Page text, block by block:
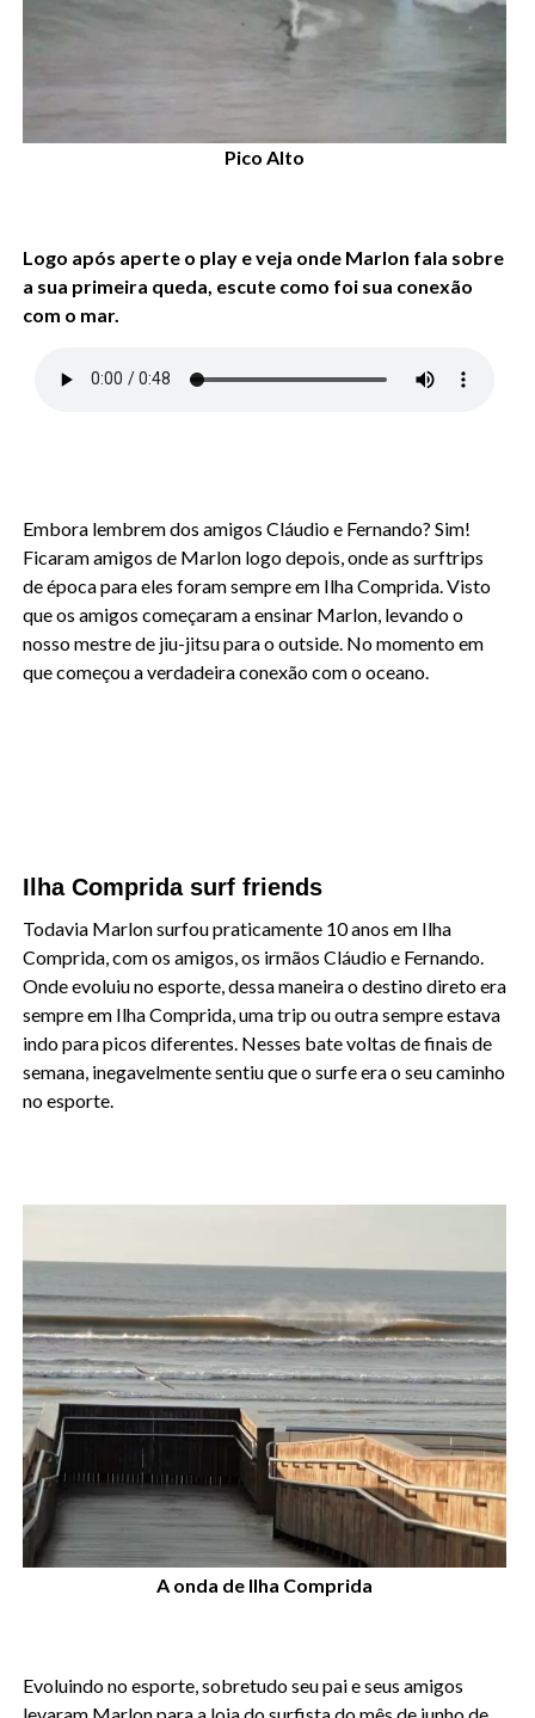
Pico Alto
Logo após aperte o play e veja onde Marlon fala sobre
a sua primeira queda, escute como foi sua conexão
com o mar.
Embora lembrem dos amigos Cláudio e Fernando? Sim!
Ficaram amigos de Marlon logo depois, onde as surftrips
de época para eles foram sempre em Ilha Comprida. Visto
que os amigos começaram a ensinar Marlon, levando o
nosso mestre de jiu-jitsu para o outside. No momento em
que começou a verdadeira conexão com o oceano.
Ilha Comprida surf friends
Todavia Marlon surfou praticamente 10 anos em Ilha
Comprida, com os amigos, os irmãos Cláudio e Fernando.
Onde evoluiu no esporte, dessa maneira o destino direto era
sempre em Ilha Comprida, uma trip ou outra sempre estava
indo para picos diferentes. Nesses bate voltas de finais de
semana, inegavelmente sentiu que o surfe era o seu caminho
no esporte.
A onda de Ilha Comprida
Evoluindo no esporte, sobretudo seu pai e seus amigos